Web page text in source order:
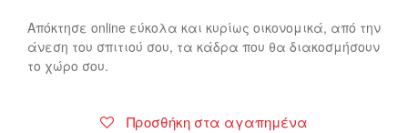
Απόκτησε online εύκολα και κυρίως οικονομικά, από την
άνεση του σπιτιού σου, τα κάδρα που θα διακοσμήσουν
το χώρο σου.
Προσθήκη στα αγαπημένα